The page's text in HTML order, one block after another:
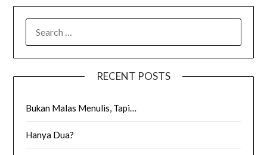
FOR:
RECENT POSTS
Bukan Malas Menulis, Tapi…
Hanya Dua?